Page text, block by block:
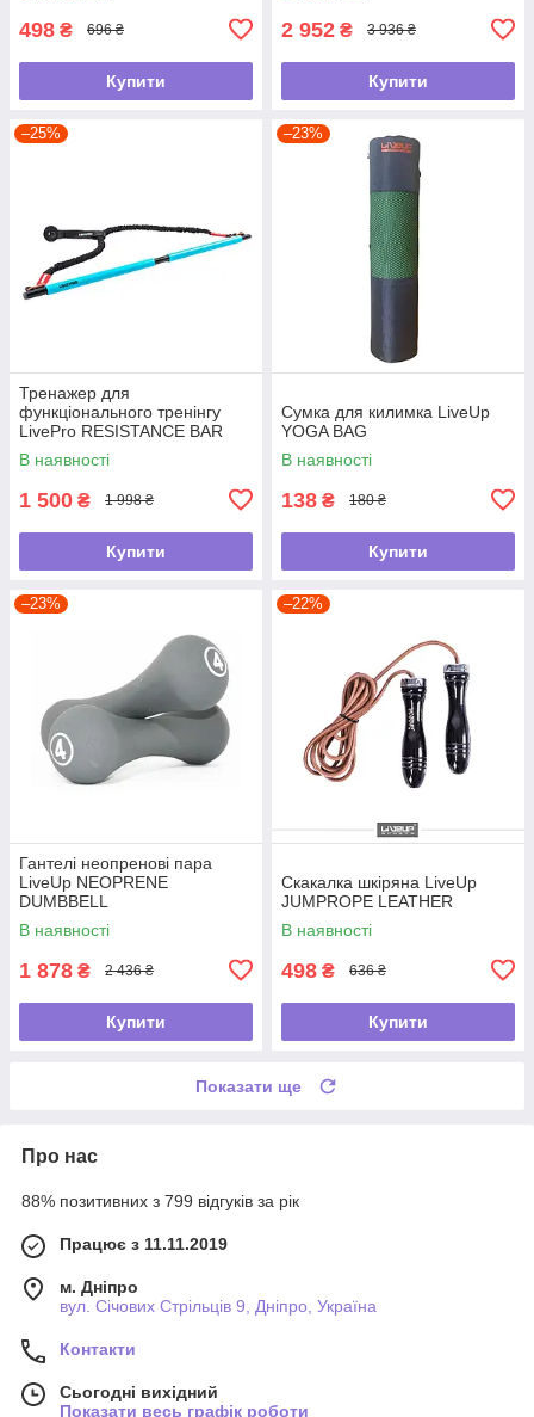
498 ₴ 696 ₴
Купити
2 952 ₴ 3 936 ₴
Купити
–25%
Тренажер для
функціонального тренінгу
LivePro RESISTANCE BAR
SET
В наявності
1 500 ₴ 1 998 ₴
Купити
–23%
Сумка для килимка LiveUp
YOGA BAG
В наявності
138 ₴ 180 ₴
Купити
–23%
Гантелі неопренові пара
LiveUp NEOPRENE
DUMBBELL
В наявності
1 878 ₴ 2 436 ₴
Купити
–22%
Скакалка шкіряна LiveUp
JUMPROPE LEATHER
В наявності
498 ₴ 636 ₴
Купити
Показати ще
Про нас
88% позитивних з 799 відгуків за рік
Працює з 11.11.2019
м. Дніпро
вул. Січових Стрільців 9, Дніпро, Україна
Контакти
Сьогодні вихідний
Показати весь графік роботи